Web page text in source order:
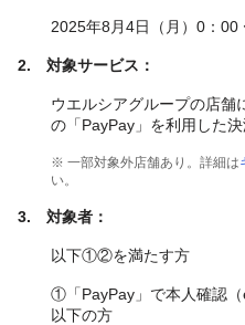
2025年8月4日（月）0：
2. 対象サービス：
ウエルシアグループの店舗
の「PayPay」を利用した
※ 一部対象外店舗あり。詳細は
い。
3. 対象者：
以下①②を満たす方
①「PayPay」で本人確認
以下の方